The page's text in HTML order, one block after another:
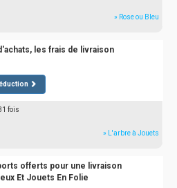
» Rose ou Bleu
les frais de livraison
fois
» L'arbre à Jouets
offerts pour une livraison
Et Jouets En Folie